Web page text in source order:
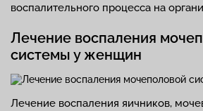
воспалительного процесса на
Лечение воспаления
системы у женщин
Лечение воспаления яичников,